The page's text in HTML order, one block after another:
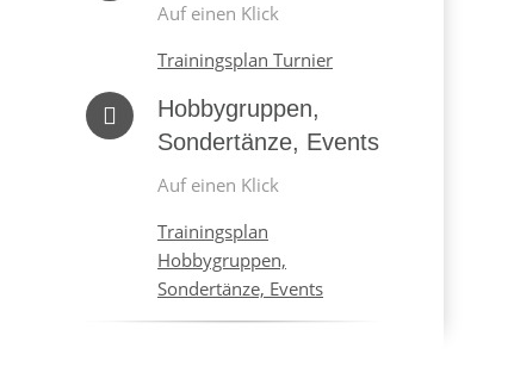
Auf einen Klick
Trainingsplan Turnier
Hobbygruppen,
Sondertänze, Events
Auf einen Klick
Trainingsplan
Hobbygruppen,
Sondertänze, Events